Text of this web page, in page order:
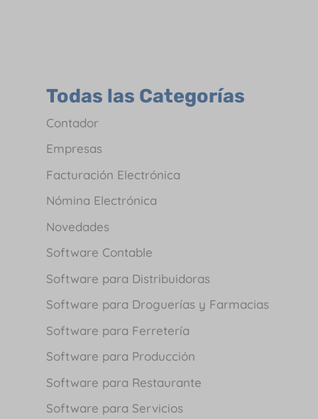
Todas las Categorías
Contador
Empresas
Facturación Electrónica
Nómina Electrónica
Novedades
Software Contable
Software para Distribuidoras
Software para Droguerías y Farmacias
Software para Ferretería
Software para Producción
Software para Restaurante
Software para Servicios